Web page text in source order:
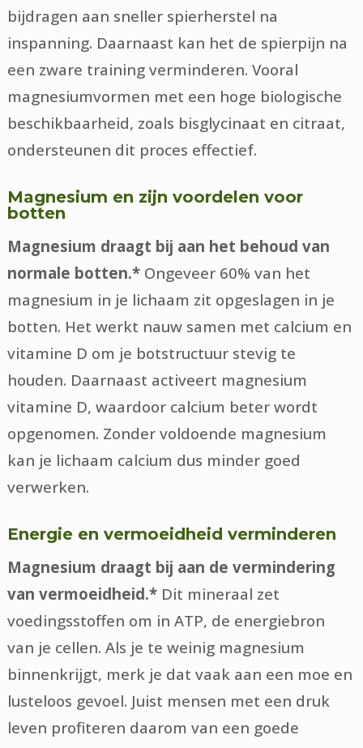
bijdragen aan sneller spierherstel na
inspanning. Daarnaast kan het de spierpijn na
een zware training verminderen. Vooral
magnesiumvormen met een hoge biologische
beschikbaarheid, zoals bisglycinaat en citraat,
ondersteunen dit proces effectief.
Magnesium en zijn voordelen voor
botten
Magnesium draagt bij aan het behoud van
normale botten.* Ongeveer 60% van het
magnesium in je lichaam zit opgeslagen in je
botten. Het werkt nauw samen met calcium en
vitamine D om je botstructuur stevig te
houden. Daarnaast activeert magnesium
vitamine D, waardoor calcium beter wordt
opgenomen. Zonder voldoende magnesium
kan je lichaam calcium dus minder goed
verwerken.
Energie en vermoeidheid verminderen
Magnesium draagt bij aan de vermindering
van vermoeidheid.* Dit mineraal zet
voedingsstoffen om in ATP, de energiebron
van je cellen. Als je te weinig magnesium
binnenkrijgt, merk je dat vaak aan een moe en
lusteloos gevoel. Juist mensen met een druk
leven profiteren daarom van een goede